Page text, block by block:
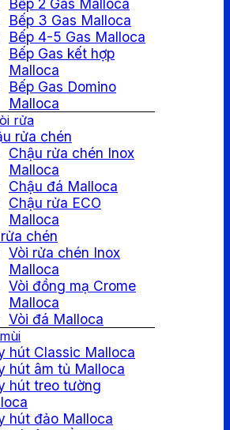
Bếp 2 Gas Malloca
Bếp 3 Gas Malloca
Bếp 4-5 Gas Malloca
Bếp Gas kết hợp
Malloca
Bếp Gas Domino
Malloca
rửa
rửa chén
Chậu rửa chén Inox
Malloca
Chậu đá Malloca
Chậu rửa ECO
Malloca
chén
Vòi rửa chén Inox
Malloca
Vòi đồng mạ Crome
Malloca
Vòi đá Malloca
hút Classic Malloca
hút âm tủ Malloca
hút treo tường
hút đảo Malloca